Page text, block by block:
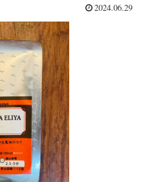
2024.06.29